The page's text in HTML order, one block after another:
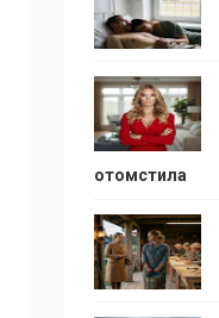
отомстила